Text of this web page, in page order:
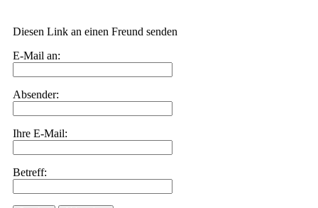
Diesen Link an einen Freund senden
E-Mail an:
Absender:
Ihre E-Mail:
Betreff: